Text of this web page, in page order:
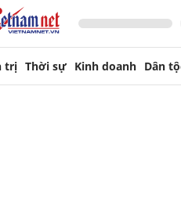
trị Thời sự Kinh doanh Dân